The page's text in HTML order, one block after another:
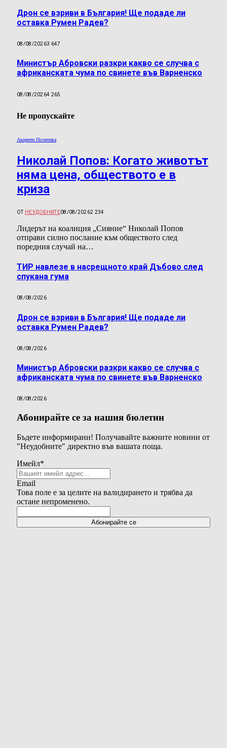
Дрон се взриви в България! Ще подаде ли
оставка Румен Радев?
08/08/20263 647
Министър Абровски разкри какво се случва с
африканската чума по свинете във Варненско
08/08/20264 265
Не пропускайте
Акценти Политика
Николай Попов: Когато животът
няма цена, обществото е в
криза
ОТ НЕУДОБНИТЕ08/08/20262 234
Лидерът на коалиция „Сияние“ Николай Попов
отправи силно послание към обществото след
поредния случай на…
ТИР навлезе в насрещното край Дъбово след
спукана гума
08/08/2026
Дрон се взриви в България! Ще подаде ли
оставка Румен Радев?
08/08/2026
Министър Абровски разкри какво се случва с
африканската чума по свинете във Варненско
08/08/2026
Абонирайте се за нашия бюлетин
Бъдете информирани! Получавайте важните новини от
"Неудобните" директно във вашата поща.
Имейл*
Email
Това поле е за целите на валидирането и трябва да
остане непроменено.